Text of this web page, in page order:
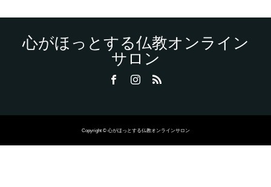
心がほっとする仏教オンライン
サロン
Copyright © 心がほっとする仏教オンラインサロン